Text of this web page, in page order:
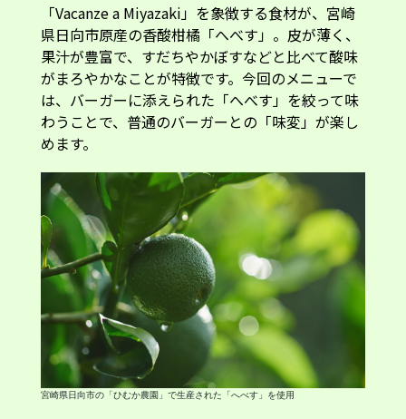
「Vacanze a Miyazaki」を象徴する食材が、宮崎
県日向市原産の香酸柑橘「へべす」。皮が薄く、
果汁が豊富で、すだちやかぼすなどと比べて酸味
がまろやかなことが特徴です。今回のメニューで
は、バーガーに添えられた「へべす」を絞って味
わうことで、普通のバーガーとの「味変」が楽し
めます。
宮崎県日向市の「ひむか農園」で生産された「へべす」を使用